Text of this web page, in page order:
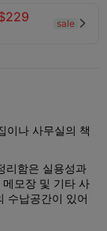
sale 
이나 사무실의 책
리함은 실용성과
모장 및 기타 사
수납공간이 있어